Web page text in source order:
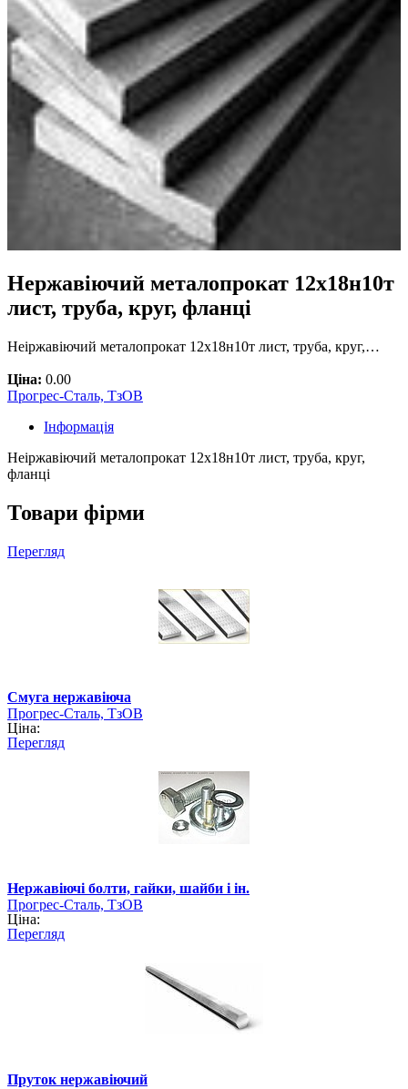
Нержавіючий металопрокат 12х18н10т
лист, труба, круг, фланці
Неіржавіючий металопрокат 12х18н10т лист, труба, круг,…
Ціна: 0.00
Прогрес-Сталь, ТзОВ
Інформація
Неіржавіючий металопрокат 12х18н10т лист, труба, круг,
фланці
Товари фірми
Перегляд
Смуга нержавіюча
Прогрес-Сталь, ТзОВ
Ціна:
Перегляд
Нержавіючі болти, гайки, шайби і ін.
Прогрес-Сталь, ТзОВ
Ціна:
Перегляд
Пруток нержавіючий